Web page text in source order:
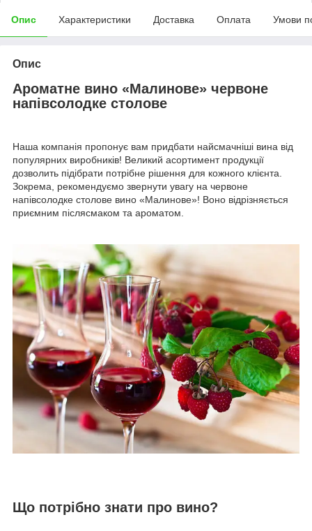
Опис Характеристики Доставка Оплата Умови
Опис
Ароматне вино «Малинове» червоне
напівсолодке столове
Наша компанія пропонує вам придбати найсмачніші вина від
популярних виробників! Великий асортимент продукції
дозволить підібрати потрібне рішення для кожного клієнта.
Зокрема, рекомендуємо звернути увагу на червоне
напівсолодке столове вино «Малинове»! Воно відрізняється
приємним післясмаком та ароматом.
Що потрібно знати про вино?